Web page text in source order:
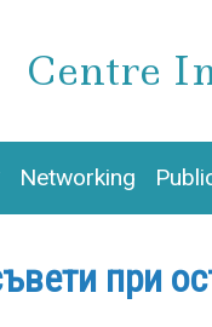
Centre
Networking
при